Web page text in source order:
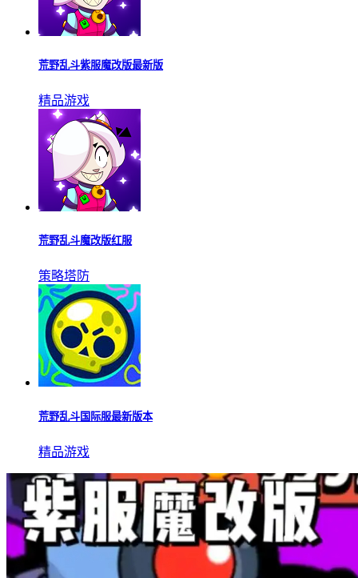
荒野乱斗紫服魔改版最新版
精品游戏
荒野乱斗魔改版红服
策略塔防
荒野乱斗国际服最新版本
精品游戏